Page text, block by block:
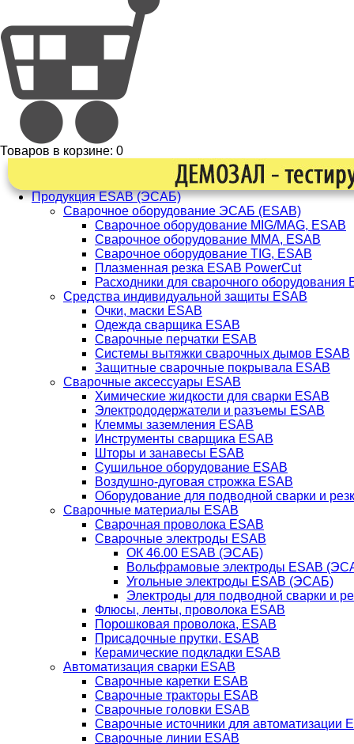
Товаров в корзине: 0
Продукция ESAB (ЭСАБ)
Сварочное оборудование ЭСАБ (ESAB)
Сварочное оборудование MIG/MAG, ESAB
Сварочное оборудование ММА, ESAB
Сварочное оборудование TIG, ESAB
Плазменная резка ESAB PowerCut
Расходники для сварочного оборудования
Средства индивидуальной защиты ESAB
Очки, маски ESAB
Одежда сварщика ESAB
Сварочные перчатки ESAB
Системы вытяжки сварочных дымов ESAB
Защитные сварочные покрывала ESAB
Сварочные аксессуары ESAB
Химические жидкости для сварки ESAB
Электрододержатели и разъемы ESAB
Клеммы заземления ESAB
Инструменты сварщика ESAB
Шторы и занавесы ESAB
Сушильное оборудование ESAB
Воздушно-дуговая строжка ESAB
Оборудование для подводной сварки и
Сварочные материалы ESAB
Сварочная проволока ESAB
Сварочные электроды ESAB
ОК 46.00 ESAB (ЭСАБ)
Вольфрамовые электроды ESAB
Угольные электроды ESAB (ЭСАБ)
Электроды для подводной сварки и
Флюсы, ленты, проволока ESAB
Порошковая проволока, ESAB
Присадочные прутки, ESAB
Керамические подкладки ESAB
Автоматизация сварки ESAB
Сварочные каретки ESAB
Сварочные тракторы ESAB
Сварочные головки ESAB
Сварочные источники для автоматизации
Сварочные линии ESAB